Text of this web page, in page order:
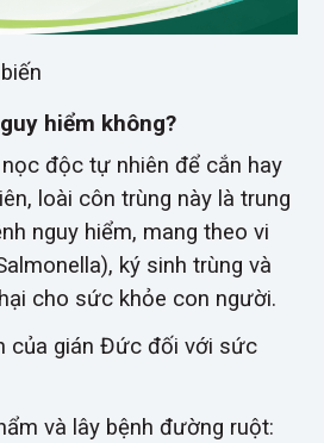
hiểm không?
độc tự nhiên để cắn hay
loài côn trùng này là trung
nguy hiểm, mang theo vi
ký sinh trùng và
cho sức khỏe con người.
của gián Đức đối với sức
và lây bệnh đường ruột: